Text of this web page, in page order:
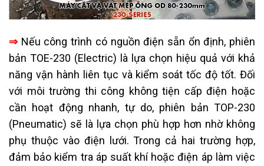
⇒ Nếu công trình có nguồn điện sẵn ổn định, phiên
bản TOE-230 (Electric) là lựa chọn hiệu quả với khả
năng vận hành liên tục và kiểm soát tốc độ tốt. Đối
với môi trường thi công không tiện cấp điện hoặc
cần hoạt động nhanh, tự do, phiên bản TOP-230
(Pneumatic) sẽ là lựa chọn phù hợp hơn nhờ không
phụ thuộc vào điện lưới. Trong cả hai trường hợp,
đảm bảo kiểm tra áp suất khí hoặc điện áp làm việc